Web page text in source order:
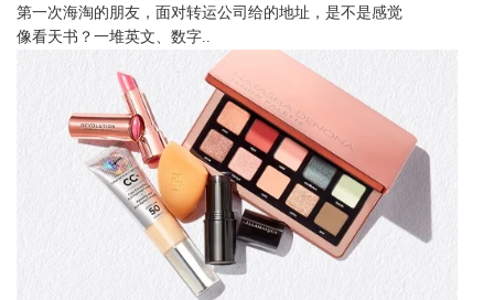
第一次海淘的朋友，面对转运公司给的地址，是不是感觉
像看天书？一堆英文、数字..